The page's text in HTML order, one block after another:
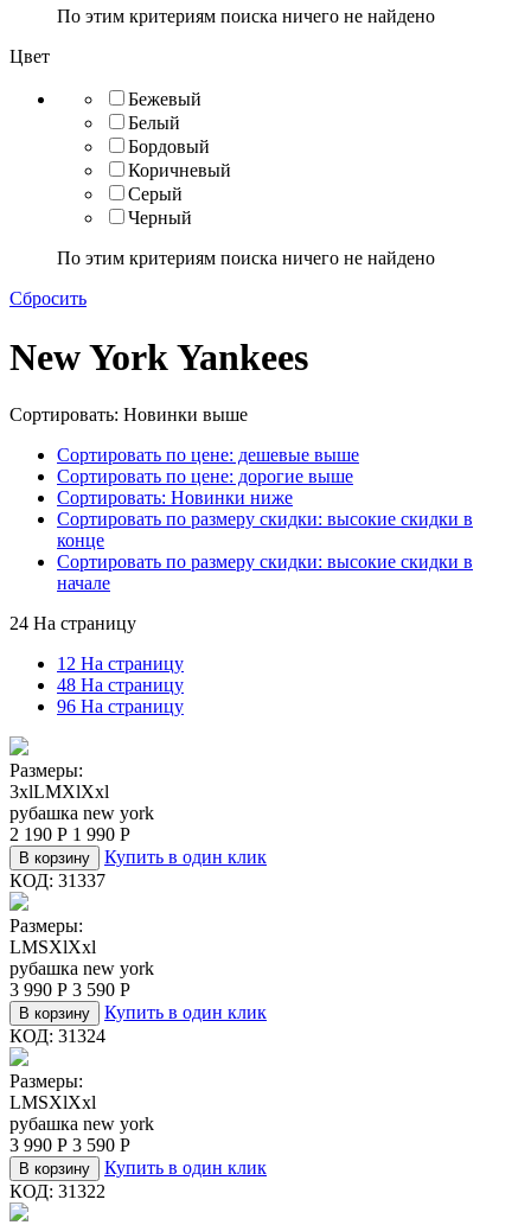
По этим критериям поиска ничего не найдено
Цвет
Бежевый
Белый
Бордовый
Коричневый
Серый
Черный
По этим критериям поиска ничего не найдено
Сбросить
New York Yankees
Сортировать: Новинки выше
Сортировать по цене: дешевые выше
Сортировать по цене: дорогие выше
Сортировать: Новинки ниже
Сортировать по размеру скидки: высокие скидки в
конце
Сортировать по размеру скидки: высокие скидки в
начале
24 На страницу
12 На страницу
48 На страницу
96 На страницу
Размеры:
3xlLMXlXxl
рубашка new york
2 190 Р 1 990 Р
В корзину
Купить в один клик
КОД: 31337
Размеры:
LMSXlXxl
рубашка new york
3 990 Р 3 590 Р
В корзину
Купить в один клик
КОД: 31324
Размеры:
LMSXlXxl
рубашка new york
3 990 Р 3 590 Р
В корзину
Купить в один клик
КОД: 31322